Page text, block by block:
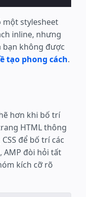
một stylesheet
inline, nhưng
bạn không được
tạo phong cách.
hơn khi bố trí
HTML thông
để bố trí các
AMP đòi hỏi tất
kích cỡ rõ